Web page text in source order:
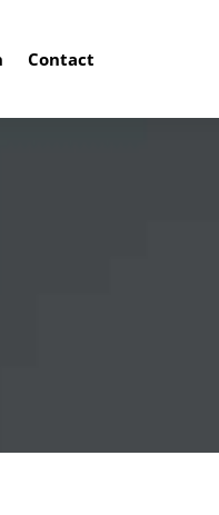
Contact